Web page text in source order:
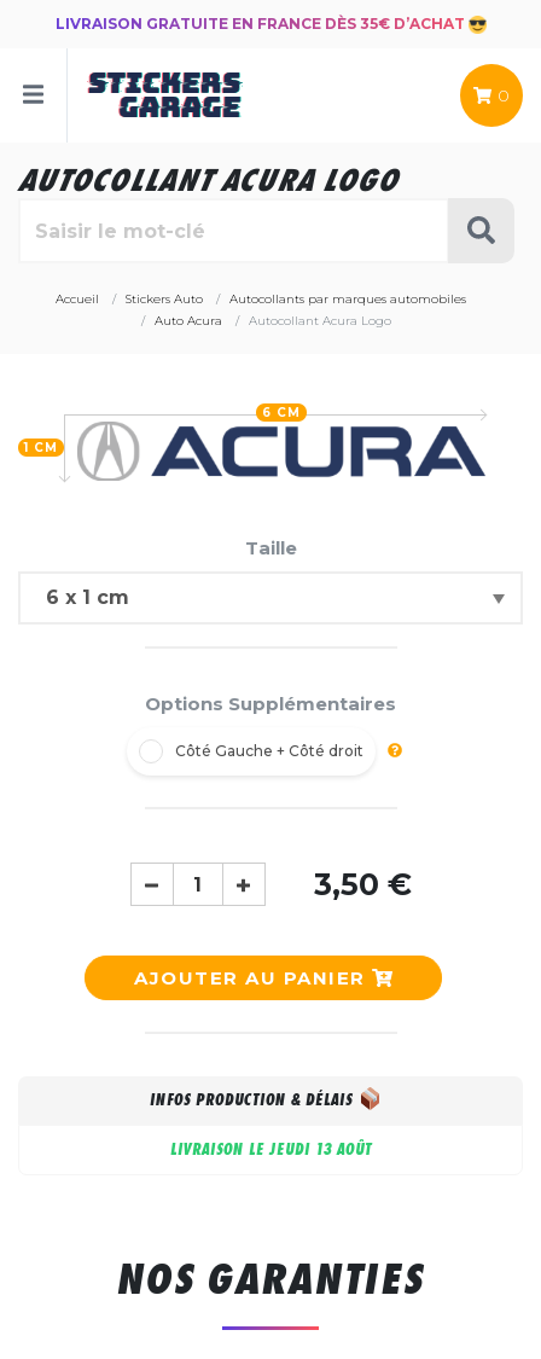
LIVRAISON GRATUITE EN FRANCE DÈS 35€ D’ACHAT
0
AUTOCOLLANT ACURA LOGO
Accueil Stickers Auto
Autocollants par marques automobiles
Auto Acura
Autocollant Acura Logo
1 CM
6 CM
Taille
Options Supplémentaires
Côté Gauche + Côté droit
3,50 €
AJOUTER AU PANIER
INFOS PRODUCTION & DÉLAIS
LIVRAISON LE JEUDI 13 AOÛT
NOS GARANTIES